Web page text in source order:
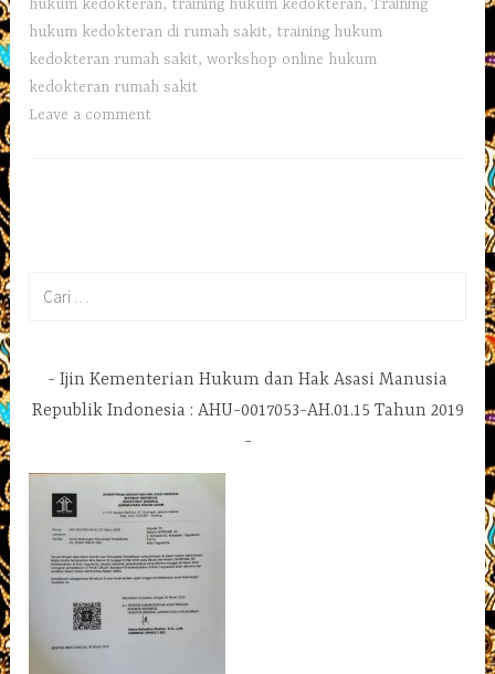
hukum kedokteran, training hukum kedokteran,Training
hukum kedokteran di rumah sakit, training hukum
kedokteran rumah sakit,workshop online hukum
kedokteran rumah sakit
Leave a comment
Ijin Kementerian Hukum dan Hak Asasi Manusia
Republik Indonesia : AHU-0017053-AH.01.15 Tahun 2019